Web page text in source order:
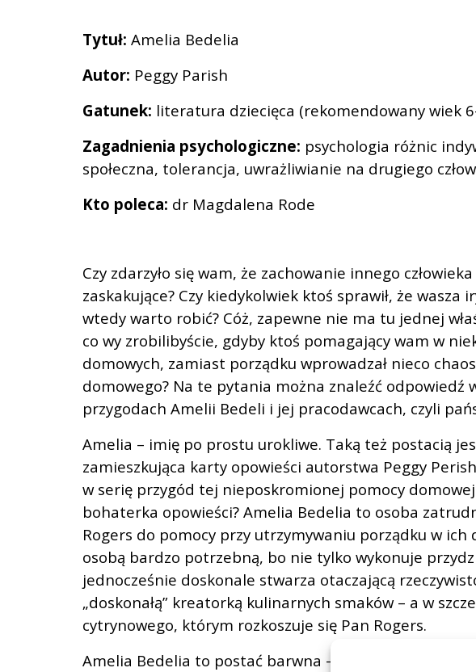
Tytuł: Amelia Bedelia
Autor: Peggy Parish
Gatunek: literatura dziecięca (rekomendowany wiek
Zagadnienia psychologiczne: psychologia różnic
społeczna, tolerancja, uwrażliwianie na drugiego
Kto poleca: dr Magdalena Rode
Czy zdarzyło się wam, że zachowanie innego
zaskakujące? Czy kiedykolwiek ktoś sprawił, że wasza
wtedy warto robić? Cóż, zapewne nie ma tu jednej
co wy zrobilibyście, gdyby ktoś pomagający wam w
domowych, zamiast porządku wprowadzał nieco
domowego? Na te pytania można znaleźć odpowiedź
przygodach Amelii Bedeli i jej pracodawcach, czyli
Amelia – imię po prostu urokliwe. Taką też postacią
zamieszkująca karty opowieści autorstwa Peggy
w serię przygód tej nieposkromionej pomocy
bohaterka opowieści? Amelia Bedelia to osoba
Rogers do pomocy przy utrzymywaniu porządku w ich
osobą bardzo potrzebną, bo nie tylko wykonuje
jednocześnie doskonale stwarza otaczającą
„doskonałą” kreatorką kulinarnych smaków – a w
cytrynowego, którym rozkoszuje się Pan Rogers.
Amelia Bedelia to postać barwna – jednocześnie